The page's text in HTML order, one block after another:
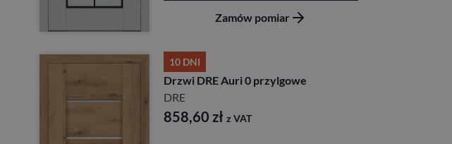
Zamów pomiar
10 DNI
Drzwi DRE Auri 0 przylgowe
DRE
858,60 zł z VAT